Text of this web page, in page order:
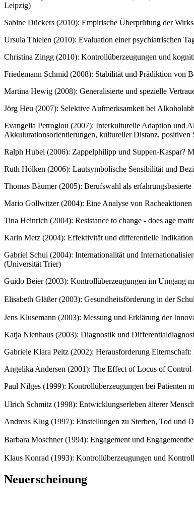
Leipzig)
Sabine Dückers (2010): Empirische Überprüfung der
Ursula Thielen (2010): Evaluation einer psychiatrischen
Christina Zingg (2010): Kontrollüberzeugungen und
Friedemann Schmid (2008): Stabilität und Prädiktion von
Martina Hewig (2008): Generalisierte und spezielle
Jörg Heu (2007): Selektive Aufmerksamkeit bei
Evangelia Petroglou (2007): Interkulturelle Adaption und
Akkulurationsorientierungen, kultureller Distanz,
Ralph Hubel (2006): Zappelphilipp und Suppen-Kaspar?
Ruth Hölken (2006): Lautsymbolische Sensibilität und
Thomas Bäumer (2005): Berufswahl als
Mario Gollwitzer (2004): Eine Analyse von
Tina Heinrich (2004): Resistance to change - does age
Karin Metz (2004): Effektivität und differentielle
Gabriel Schui (2004): Internationalität und
(Universität Trier)
Guido Beier (2003): Kontrollüberzeugungen im Umgang
Elisabeth Gläßer (2003): Gesundheitsförderung in der
Jens Klusemann (2003): Messung und Erklärung der
Katja Nienhaus (2003): Diagnostik und
Gabriele Klara Peitz (2002): Herausforderung
Angelika Andersen (2001): The Effect of Locus of
Paul Nilges (1999): Kontrollüberzeugungen bei Patienten
Ulrich Schmitz (1998): Entwicklungserleben älterer
Andreas Klug (1997): Einstellungen zu Sterben, Tod und
Barbara Moschner (1994): Engagement und
Klaus Konrad (1993): Kontrollüberzeugungen und
Neuerscheinung